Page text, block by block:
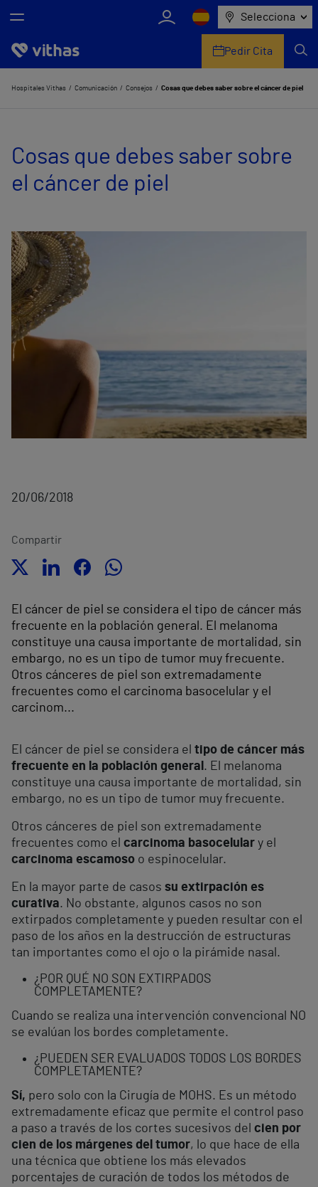
Selecciona
Nosotros
Servicios de salud
Equipo médico y asistencial
Comunicación
Pedir Cita
Hospitales Vithas Comunicación Consejos Cosas que debes saber sobre el cáncer de piel
Cosas que debes saber sobre
el cáncer de piel
20/06/2018
Compartir
El cáncer de piel se considera el tipo de cáncer más
frecuente en la población general. El melanoma
constituye una causa importante de mortalidad, sin
embargo, no es un tipo de tumor muy frecuente.
Otros cánceres de piel son extremadamente
frecuentes como el carcinoma basocelular y el
carcinom...
El cáncer de piel se considera el tipo de cáncer más
frecuente en la población general . El melanoma
constituye una causa importante de mortalidad, sin
embargo, no es un tipo de tumor muy frecuente.
Otros cánceres de piel son extremadamente
frecuentes como el carcinoma basocelular y el
carcinoma escamoso o espinocelular.
En la mayor parte de casos su extirpación es
curativa. No obstante, algunos casos no son
extirpados completamente y pueden resultar con el
paso de los años en la destrucción de estructuras
tan importantes como el ojo o la pirámide nasal.
¿POR QUÉ NO SON EXTIRPADOS
COMPLETAMENTE?
Cuando se realiza una intervención convencional NO
se evalúan los bordes completamente.
¿PUEDEN SER EVALUADOS TODOS LOS BORDES
COMPLETAMENTE?
Sí, pero solo con la Cirugía de MOHS. Es un método
extremadamente eficaz que permite el control paso
a paso a través de los cortes sucesivos del cien por
cien de los márgenes del tumor, lo que hace de ella
una técnica que obtiene los más elevados
porcentajes de curación de todos los métodos de